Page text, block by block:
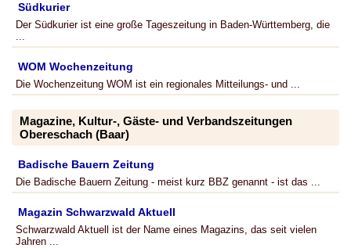
Südkurier
Der Südkurier ist eine große Tageszeitung in Baden-Württemberg, die
...
WOM Wochenzeitung
Die Wochenzeitung WOM ist ein regionales Mitteilungs- und ...
Magazine, Kultur-, Gäste- und Verbandszeitungen
Obereschach (Baar)
Badische Bauern Zeitung
Die Badische Bauern Zeitung - meist kurz BBZ genannt - ist das ...
Magazin Schwarzwald Aktuell
Schwarzwald Aktuell ist der Name eines Magazins, das seit vielen
Jahren ...